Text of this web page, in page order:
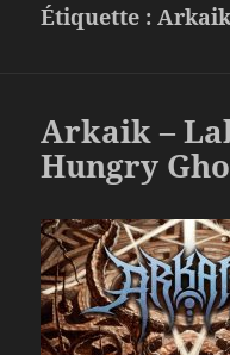
Étiquette :
Arkaik –
Hungry